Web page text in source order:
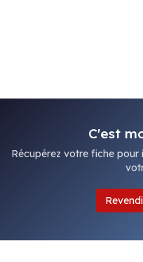
C'est
Récupérez votre fiche